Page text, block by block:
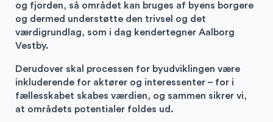
og fjorden, så området kan bruges af byens borgere
og dermed understøtte den trivsel og det
værdigrundlag, som i dag kendertegner Aalborg
Vestby.
Derudover skal processen for byudviklingen være
inkluderende for aktører og interessenter – for i
fællesskabet skabes værdien, og sammen sikrer vi,
at områdets potentialer foldes ud.